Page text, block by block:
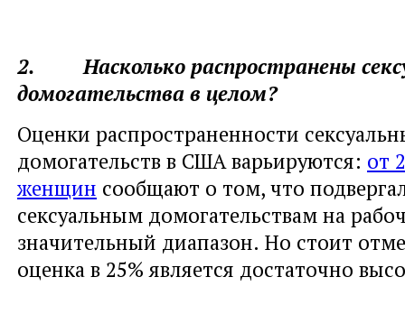
2. Насколько распространены
домогательства в целом?
Оценки распространенности
домогательств в США варьируются: от
женщин сообщают о том, что
сексуальным домогательствам на
значительный диапазон. Но стоит
оценка в 25% является достаточно